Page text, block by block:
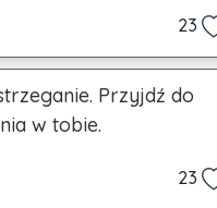
23
Przyjdź do
w tobie.
23